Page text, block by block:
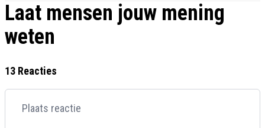
Laat mensen jouw mening
weten
13 Reacties